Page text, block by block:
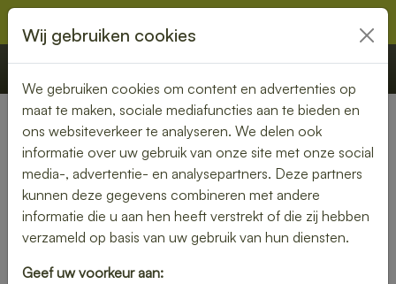
€ 0,00 Offerte Bestellen
Nederland» Zuidschermer
Lunch laten bezorgen in
Zuidschermer – vers, snel en
smaakvol
Wij gebruiken cookies
We gebruiken cookies om content en advertenties op
maat te maken, sociale mediafuncties aan te bieden en
ons websiteverkeer te analyseren. We delen ook
informatie over uw gebruik van onze site met onze social
media-, advertentie- en analysepartners. Deze partners
kunnen deze gegevens combineren met andere
informatie die u aan hen heeft verstrekt of die zij hebben
verzameld op basis van uw gebruik van hun diensten.
Geef uw voorkeur aan: